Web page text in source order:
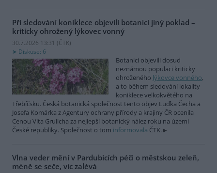
Při sledování koniklece objevili botanici jiný poklad –
kriticky ohrožený lýkovec vonný
30.7.2026 13:31 (ČTK)
Diskuse: 6
Botanici objevili dosud
neznámou populaci kriticky
ohroženého lýkovce vonného,
a to během sledování lokality
koniklece velkokvětého na
Třebíčsku. Česká botanická společnost tento objev Luďka Čecha a
Josefa Komárka z Agentury ochrany přírody a krajiny ČR ocenila
Cenou Víta Grulicha za nejlepší botanický nález roku na území
České republiky. Společnost o tom informovala ČTK.
Vlna veder mění v Pardubicích péči o městskou zeleň,
méně se seče, víc zalévá